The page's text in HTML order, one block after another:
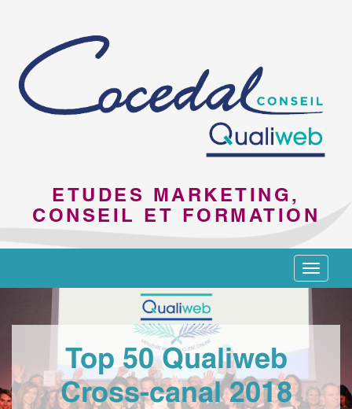
ETUDES MARKETING,
CONSEIL ET FORMATION
Toggle
Top 50 Qualiweb
Cross-canal 2018